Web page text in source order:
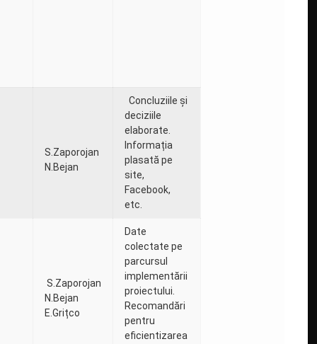
S.Zaporojan
N.Bejan
Concluziile și
deciziile
elaborate.
Informația
plasată pe
site,
Facebook,
etc.
S.Zaporojan
N.Bejan
E.Grițco
Date
colectate pe
parcursul
implementării
proiectului.
Recomandări
pentru
eficientizarea